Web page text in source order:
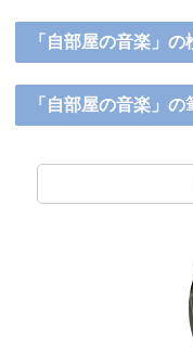
「自部屋の音楽」の
「自部屋の音楽」の